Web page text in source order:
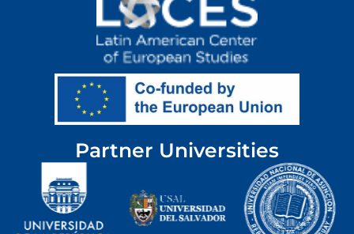
Partner Universities